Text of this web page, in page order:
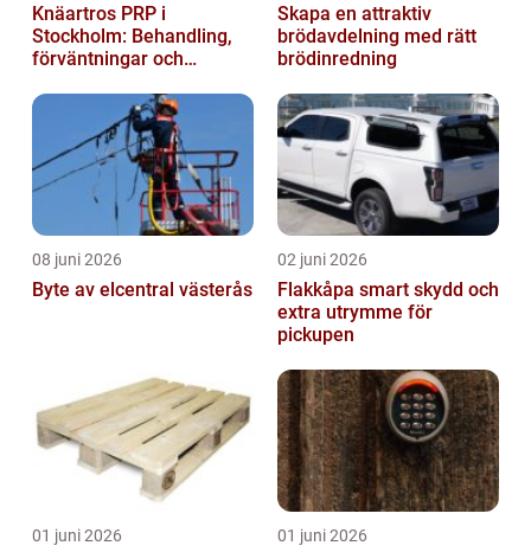
Knäartros PRP i
Stockholm: Behandling,
förväntningar och
Skapa en attraktiv
brödavdelning med rätt
brödinredning
08 juni 2026
Byte av elcentral västerås
02 juni 2026
Flakkåpa smart skydd och
extra utrymme för
pickupen
01 juni 2026 01 juni 2026